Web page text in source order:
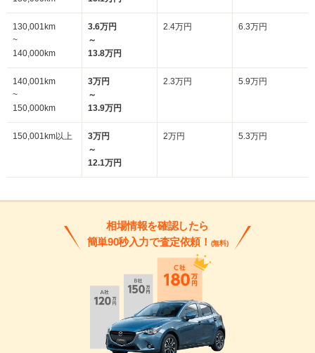
130,001km
~
140,000km
3.6万円
～
13.8万円
2.4万円 6.3万円
140,001km
~
150,000km
3万円
～
13.9万円
2.3万円 5.9万円
150,001km以上
3万円
～
12.1万円
2万円 5.3万円
相場情報を確認したら
簡単90秒入力で査定依頼！ (無料)